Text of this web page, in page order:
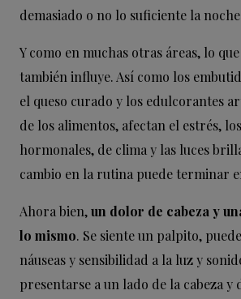
demasiado o no lo suficiente la
Y como en muchas otras áreas, lo
también influye. Así como los
el queso curado y los edulcorantes
de los alimentos, afectan el estrés,
hormonales, de clima y las luces
cambio en la rutina puede terminar
Ahora bien,un dolor de cabeza y
lo mismo. Se siente un palpito,
náuseas y sensibilidad a la luz y
presentarse a un lado de la cabeza y